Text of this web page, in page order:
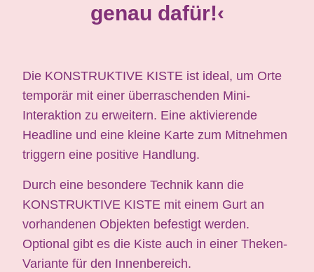
genau dafür!‹
Die KONSTRUKTIVE KISTE ist ideal, um Orte
temporär mit einer überraschenden Mini-
Interaktion zu erweitern. Eine aktivierende
Headline und eine kleine Karte zum Mitnehmen
triggern eine positive Handlung.
Durch eine besondere Technik kann die
KONSTRUKTIVE KISTE mit einem Gurt an
vorhandenen Objekten befestigt werden.
Optional gibt es die Kiste auch in einer Theken-
Variante für den Innenbereich.